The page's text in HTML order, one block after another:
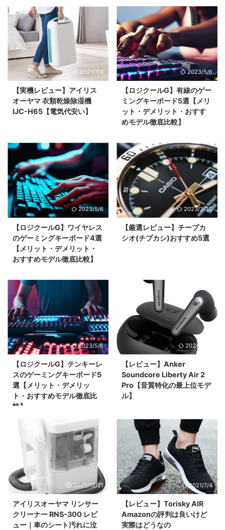
2021/7/4
【実機レビュー】アイリス
オーヤマ 衣類乾燥除湿機
IJC-H65【電気代安い】
2023/5/6
【ロジクールG】有線のゲー
ミングキーボード5選【メリ
ット・デメリット・おすす
めモデル徹底比較】
2023/5/6
【ロジクールG】ワイヤレス
のゲーミングキーボード4選
【メリット・デメリット・
おすすめモデル徹底比較】
2023/3/30
【厳選レビュー】チープカ
シオ(チプカシ)おすすめ5選
2023/5/6
【ロジクールG】テンキーレ
スのゲーミングキーボード5
選【メリット・デメリッ
ト・おすすめモデル徹底比
較】
2024/8/17
【レビュー】Anker
Soundcore Liberty Air 2
Pro【音質特化の最上位モデ
ル】
2025/12/21
アイリスオーヤマ リンサー
クリーナー RNS-300 レビ
ュー｜車のシート汚れに泣
2021/7/4
【レビュー】Torisky AIR
Amazonの評判は良いけど
実際はどうなの